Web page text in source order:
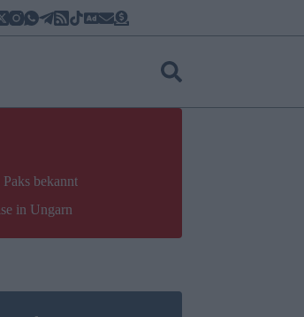
bekannt
in Ungarn